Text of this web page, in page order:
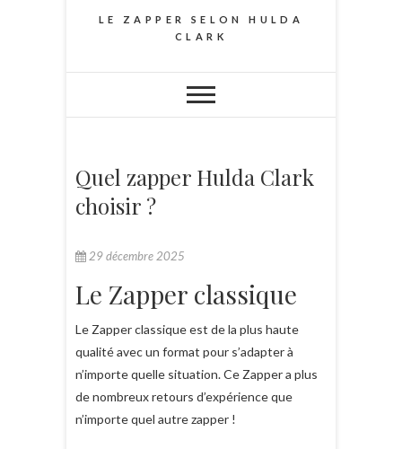
LE ZAPPER SELON HULDA
CLARK
Quel zapper Hulda Clark
choisir ?
29 décembre 2025
Le Zapper classique
Le Zapper classique est de la plus haute
qualité avec un format pour s’adapter à
n’importe quelle situation. Ce Zapper a plus
de nombreux retours d’expérience que
n’importe quel autre zapper !